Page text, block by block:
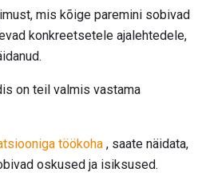
mis kõige paremini sobivad
konkreetsetele ajalehtedele,
on teil valmis vastama
töökoha , saate näidata,
oskused ja isiksused.